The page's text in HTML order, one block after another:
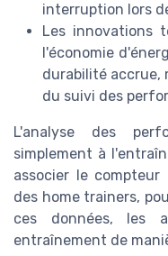
interruption lors
Les innovations
l'économie
durabilité accrue,
du suivi des
L'analyse des
simplement à
associer le compteur
des home trainers,
ces données, les
entraînement de
HUAWEI
Montre
6i